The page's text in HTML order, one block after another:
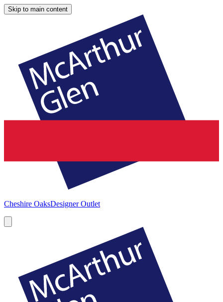
Skip to main content
Cheshire OaksDesigner Outlet